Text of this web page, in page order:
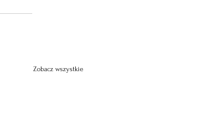
Zobacz wszystkie